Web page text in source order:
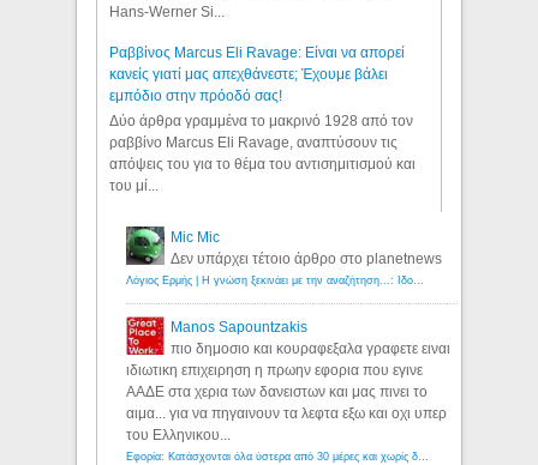
Hans-Werner Si...
Ραββίνος Marcus Eli Ravage: Είναι να απορεί
κανείς γιατί μας απεχθάνεστε; Έχουμε βάλει
εμπόδιο στην πρόοδό σας!
Δύο άρθρα γραμμένα το μακρινό 1928 από τον
ραββίνο Marcus Eli Ravage, αναπτύσουν τις
απόψεις του για το θέμα του αντισημιτισμού και
του μί...
Mic Mic
Δεν υπάρχει τέτοιο άρθρο στο planetnews
Λόγιος Ερμής | Η γνώση ξεκινάει με την αναζήτηση...: Ιδού οι 18 που χρωστούν 11 δις ευρώ!
Manos Sapountzakis
πιο δημοσιο και κουραφεξαλα γραφετε ειναι
ιδιωτικη επιχειρηση η πρωην εφορια που εγινε
ΑΑΔΕ στα χερια των δανειστων και μας πινει το
αιμα... για να πηγαινουν τα λεφτα εξω και οχι υπερ
του Ελληνικου...
Εφορία: Κατάσχονται όλα ύστερα από 30 μέρες και χωρίς δικαστικές αποφάσεις - Λόγιος Ερμής